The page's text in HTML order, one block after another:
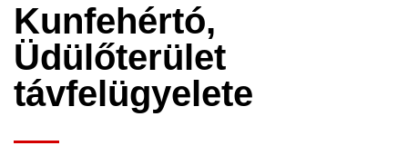
Kunfehértó,
Üdülőterület
távfelügyelete